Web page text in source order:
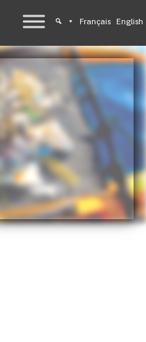
Français English